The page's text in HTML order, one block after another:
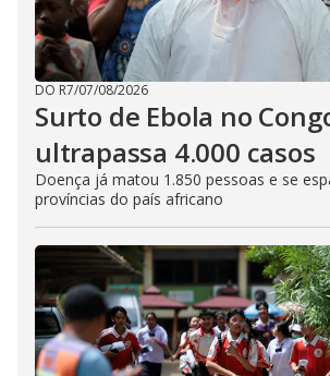
DO R7/07/08/2026
Surto de Ebola no
ultrapassa 4.000 casos
Doença já matou 1.850 pessoas e se
províncias do país africano